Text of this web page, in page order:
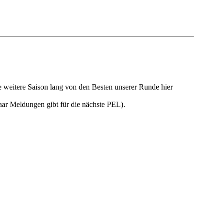
Saison lang von den Besten unserer Runde hier
Meldungen gibt für die nächste PEL).